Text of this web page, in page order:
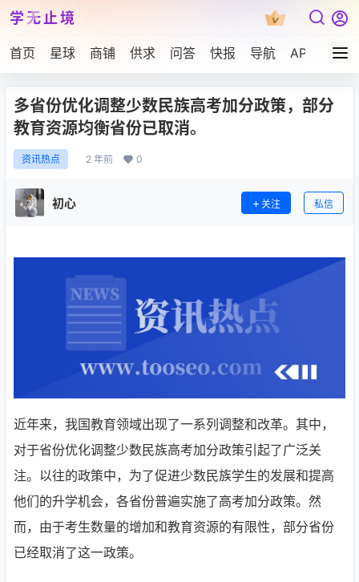
学无止境
首页 星球 商铺 供求 问答 快报 导航 APP下载
多省份优化调整少数民族高考加分政策，部分
教育资源均衡省份已取消。
资讯热点 2 年前 0
初心 关注 私信
近年来，我国教育领域出现了一系列调整和改革。其中，
对于省份优化调整少数民族高考加分政策引起了广泛关
注。以往的政策中，为了促进少数民族学生的发展和提高
他们的升学机会，各省份普遍实施了高考加分政策。然
而，由于考生数量的增加和教育资源的有限性，部分省份
已经取消了这一政策。